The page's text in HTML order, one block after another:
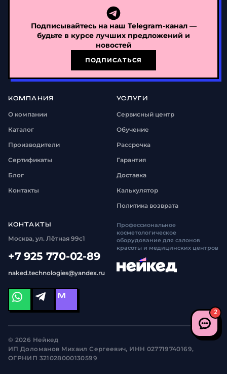
Подписывайтесь на наш Telegram-канал —
будьте в курсе лучших предложений и
новостей
ПОДПИСАТЬСЯ
КОМПАНИЯ
О компании
Каталог
Производители
Сертификаты
Блог
Контакты
УСЛУГИ
Сервисный центр
Обучение
Рассрочка
Гарантия
Доставка
Калькулятор
Политика возврата
КОНТАКТЫ
Москва, ул. Лётная 99с1
+7 925 770-02-89
naked.technologies@yandex.ru
M
Профессиональное
косметологическое
оборудование для салонов
красоты и медицинских центров
© 2026 Нейкед
ИП Доломанов Михаил Сергеевич, ИНН 027719740169,
ОГРНИП 321028000130599
2